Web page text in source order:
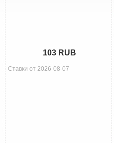
103 RUB
Ставки от 2026-08-07